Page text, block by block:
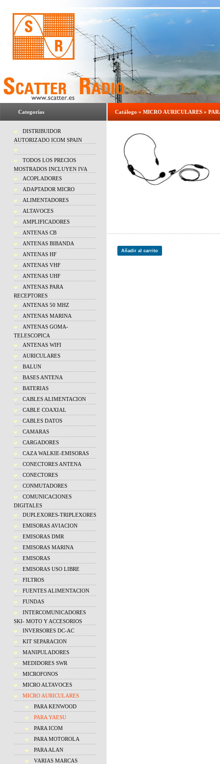
Categorías
DISTRIBUIDOR
AUTORIZADO ICOM SPAIN
TODOS LOS PRECIOS
MOSTRADOS INCLUYEN IVA
ACOPLADORES
ADAPTADOR MICRO
ALIMENTADORES
ALTAVOCES
AMPLIFICADORES
ANTENAS CB
ANTENAS BIBANDA
ANTENAS HF
ANTENAS VHF
ANTENAS UHF
ANTENAS PARA
RECEPTORES
ANTENAS 50 MHZ
ANTENAS MARINA
ANTENAS GOMA-
TELESCOPICA
ANTENAS WIFI
AURICULARES
BALUN
BASES ANTENA
BATERIAS
CABLES ALIMENTACION
CABLE COAXIAL
CABLES DATOS
CAMARAS
CARGADORES
CAZA WALKIE-EMISORAS
CONECTORES ANTENA
CONECTORES
CONMUTADORES
COMUNICACIONES
DIGITALES
DUPLEXORES-TRIPLEXORES
EMISORAS AVIACION
EMISORAS DMR
EMISORAS MARINA
EMISORAS
EMISORAS USO LIBRE
FILTROS
FUENTES ALIMENTACION
FUNDAS
INTERCOMUNICADORES
SKI- MOTO Y ACCESORIOS
INVERSORES DC-AC
KIT SEPARACION
MANIPULADORES
MEDIDORES SWR
MICROFONOS
MICRO ALTAVOCES
MICRO AURICULARES
PARA KENWOOD
PARA YAESU
PARA ICOM
PARA MOTOROLA
PARA ALAN
VARIAS MARCAS
Catálogo » MICRO AURICULARES »
Añadir al carrito